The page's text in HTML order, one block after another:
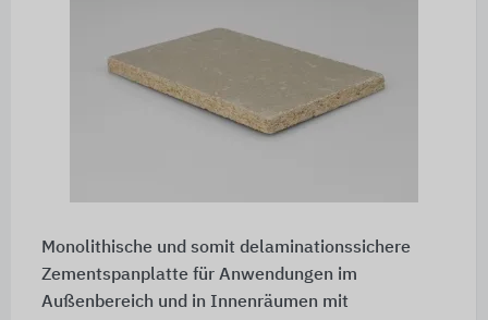
Monolithische und somit delaminationssichere
Zementspanplatte für Anwendungen im
Außenbereich und in Innenräumen mit